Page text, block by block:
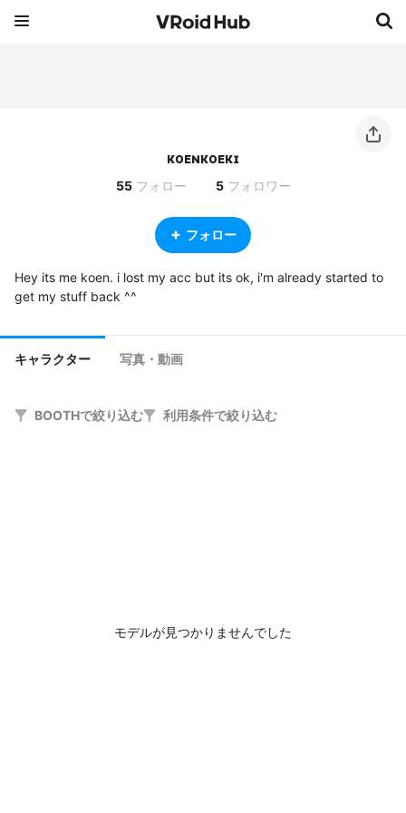
ᴋᴏᴇɴᴋᴏᴇᴋɪ
55 フォロー 5 フォロワー
フォロー
Hey its me koen. i lost my acc but its ok, i'm already started to
get my stuff back ^^
キャラクター 写真・動画
BOOTHで絞り込む 利用条件で絞り込む
モデルが見つかりませんでした